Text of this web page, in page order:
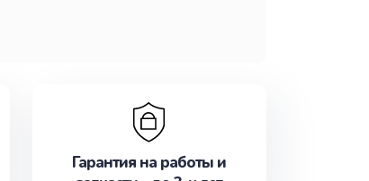
Гарантия на работы и